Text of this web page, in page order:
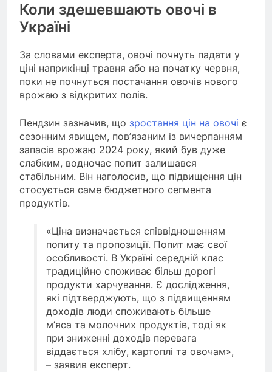
Коли здешевшають овочі в
Україні
За словами експерта, овочі почнуть падати у
ціні наприкінці травня або на початку червня,
поки не почнуться постачання овочів нового
врожаю з відкритих полів.
Пендзин зазначив, що зростання цін на овочі є
сезонним явищем, пов’язаним із вичерпанням
запасів врожаю 2024 року, який був дуже
слабким, водночас попит залишався
стабільним. Він наголосив, що підвищення цін
стосується саме бюджетного сегмента
продуктів.
«Ціна визначається співвідношенням
попиту та пропозиції. Попит має свої
особливості. В Україні середній клас
традиційно споживає більш дорогі
продукти харчування. Є дослідження,
які підтверджують, що з підвищенням
доходів люди споживають більше
м’яса та молочних продуктів, тоді як
при зниженні доходів перевага
віддається хлібу, картоплі та овочам»,
– заявив експерт.